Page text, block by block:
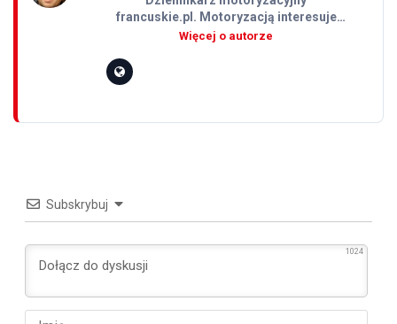
francuskie.pl. Motoryzacją interesuje
się od wczesnej młodości – pierwszą
detale i rozwiązania techniczne, które z
Subskrybuj
1024